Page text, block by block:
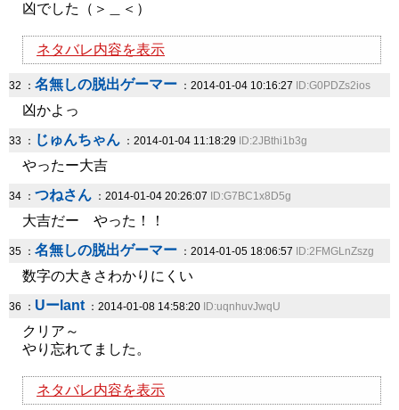
凶でした（＞＿＜）
ネタバレ内容を表示
32 ： 名無しの脱出ゲーマー ：2014-01-04 10:16:27 ID:G0PDZs2ios
凶かよっ
33 ： じゅんちゃん ：2014-01-04 11:18:29 ID:2JBthi1b3g
やったー大吉
34 ： つねさん ：2014-01-04 20:26:07 ID:G7BC1x8D5g
大吉だー やった！！
35 ： 名無しの脱出ゲーマー ：2014-01-05 18:06:57 ID:2FMGLnZszg
数字の大きさわかりにくい
36 ： Uーlant：2014-01-08 14:58:20 ID:uqnhuvJwqU
クリア～
やり忘れてました。
ネタバレ内容を表示